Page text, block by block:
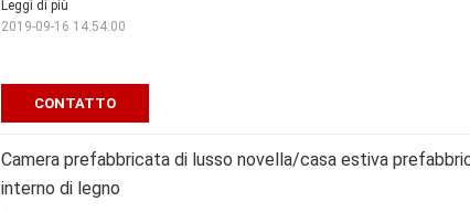
CONTATTO
Leggi di più
2019-09-16 14:54:00
Camera prefabbricata di lusso novella/casa estiva
interno di legno